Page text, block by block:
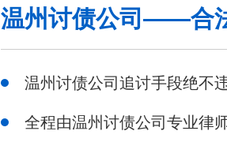
温州讨债公司——合
温州讨债公司追讨手段绝不
全程由温州讨债公司专业律